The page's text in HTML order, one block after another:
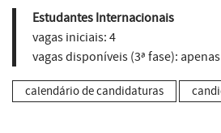
Estudantes Internacionais
vagas iniciais: 4
vagas disponíveis (3ª fase):
calendário de candidaturas